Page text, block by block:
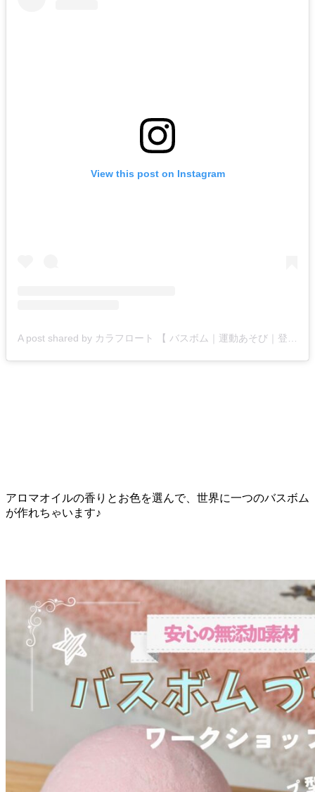
View this post on Instagram
アロマオイルの香りとお色を選んで、世界に一つのバスボム
が作れちゃいます♪